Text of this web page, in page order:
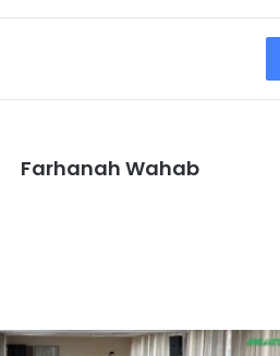
Farhanah Wahab